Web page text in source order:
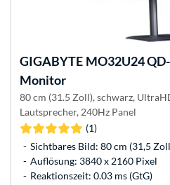
GIGABYTE MO32U24
Monitor
80 cm (31.5 Zoll), schwarz,
Lautsprecher, 240Hz Panel
(1)
Sichtbares Bild: 80 cm (31,5
Auflösung: 3840 x 2160 Pixel
Reaktionszeit: 0.03 ms (GtG)